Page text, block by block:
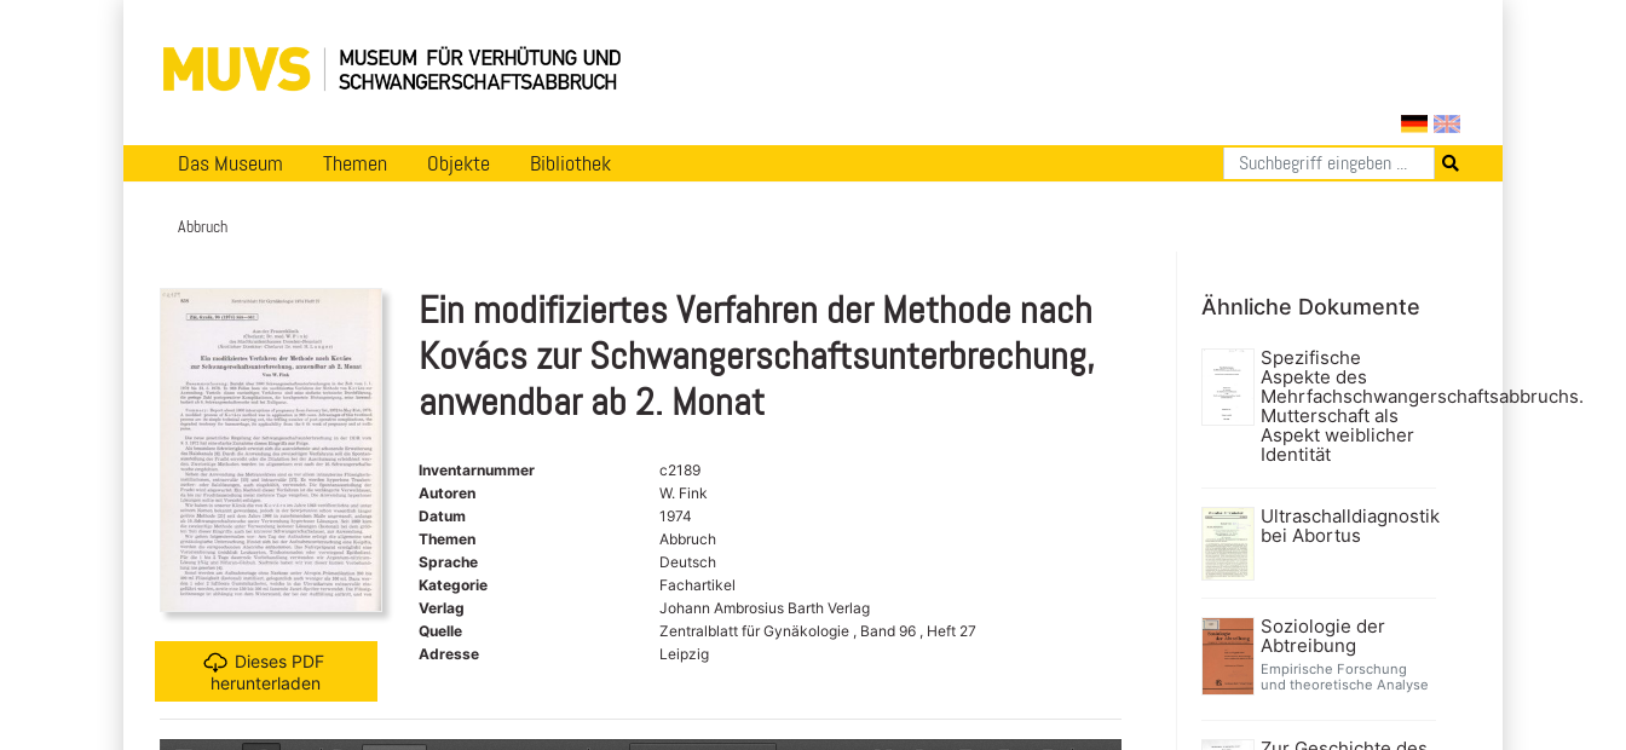
Das Museum Themen Objekte Bibliothek
Abbruch
Dieses PDF
herunterladen
Ein modifiziertes Verfahren der Methode nach
Kovács zur Schwangerschaftsunterbrechung,
anwendbar ab 2. Monat
Inventarnummer
c2189
Autoren
W. Fink
Datum
1974
Themen
Abbruch
Sprache
Deutsch
Kategorie
Fachartikel
Verlag
Johann Ambrosius Barth Verlag
Quelle
Zentralblatt für Gynäkologie , Band 96 , Heft 27
Adresse
Leipzig
Ähnliche Dokumente
Spezifische
Aspekte des
Mehrfachschwangerschaftsabbruchs.
Mutterschaft als
Aspekt weiblicher
Identität
Ultraschalldiagnostik
bei Abortus
Soziologie der
Abtreibung
Empirische Forschung
und theoretische Analyse